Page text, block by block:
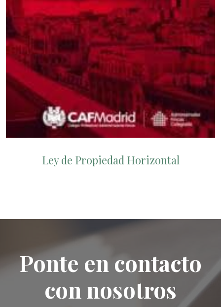
Ley de Propiedad Horizontal
Ponte en contacto
con nosotros